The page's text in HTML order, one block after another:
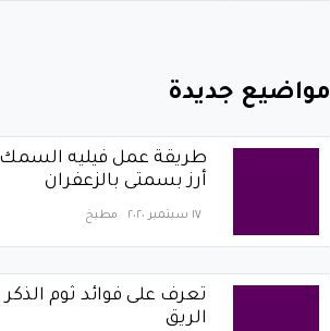
مواضيع جديدة
طريقة عمل فيليه
أرز بسمتى بالزعفران
١٧ سبتمبر ٢٠٢٠ مطبخ
تعرف على فوائد ثوم الذكر
الريق